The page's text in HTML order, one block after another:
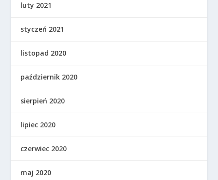
luty 2021
styczeń 2021
listopad 2020
październik 2020
sierpień 2020
lipiec 2020
czerwiec 2020
maj 2020